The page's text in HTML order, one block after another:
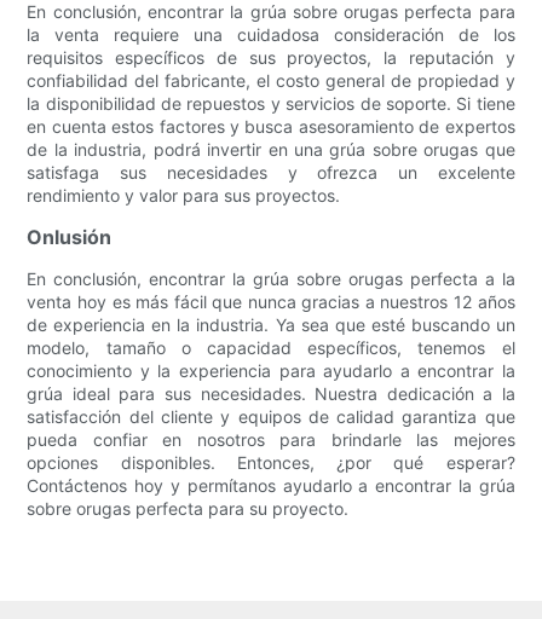
En conclusión, encontrar la grúa sobre orugas perfecta para
la venta requiere una cuidadosa consideración de los
requisitos específicos de sus proyectos, la reputación y
confiabilidad del fabricante, el costo general de propiedad y
la disponibilidad de repuestos y servicios de soporte. Si tiene
en cuenta estos factores y busca asesoramiento de expertos
de la industria, podrá invertir en una grúa sobre orugas que
satisfaga sus necesidades y ofrezca un excelente
rendimiento y valor para sus proyectos.
Onlusión
En conclusión, encontrar la grúa sobre orugas perfecta a la
venta hoy es más fácil que nunca gracias a nuestros 12 años
de experiencia en la industria. Ya sea que esté buscando un
modelo, tamaño o capacidad específicos, tenemos el
conocimiento y la experiencia para ayudarlo a encontrar la
grúa ideal para sus necesidades. Nuestra dedicación a la
satisfacción del cliente y equipos de calidad garantiza que
pueda confiar en nosotros para brindarle las mejores
opciones disponibles. Entonces, ¿por qué esperar?
Contáctenos hoy y permítanos ayudarlo a encontrar la grúa
sobre orugas perfecta para su proyecto.